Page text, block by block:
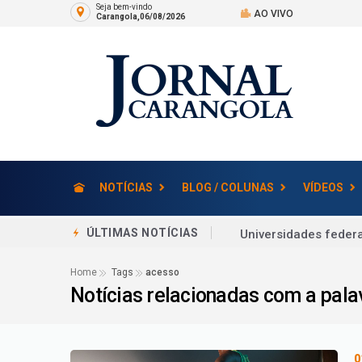
Seja bem-vindo
Carangola,06/08/2026
AO VIVO
NOTÍCIAS BLOG / COLUNAS VÍDEOS
ÚLTIMAS NOTÍCIAS
Universidades
Confira a lista de
Juiz de Fora
Home Tags acesso
Notícias relacionadas com a